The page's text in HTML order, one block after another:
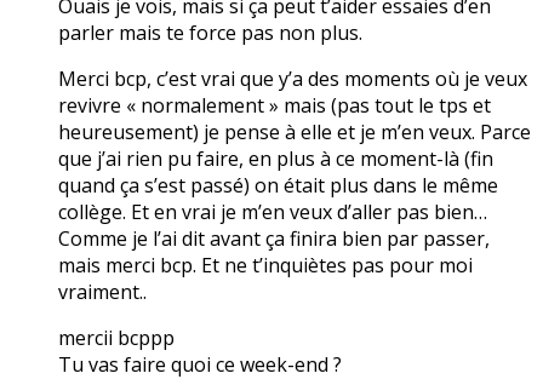
Ouais je vois, mais si ça peut t’aider essaies d’en
parler mais te force pas non plus.
Merci bcp, c’est vrai que y’a des moments où je veux
revivre « normalement » mais (pas tout le tps et
heureusement) je pense à elle et je m’en veux. Parce
que j’ai rien pu faire, en plus à ce moment-là (fin
quand ça s’est passé) on était plus dans le même
collège. Et en vrai je m’en veux d’aller pas bien…
Comme je l’ai dit avant ça finira bien par passer,
mais merci bcp. Et ne t’inquiètes pas pour moi
vraiment..
mercii bcppp
Tu vas faire quoi ce week-end ?